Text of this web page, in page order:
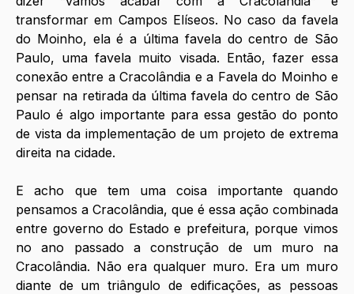
transformar em Campos Elíseos. No caso da favela
do Moinho, ela é a última favela do centro de São
Paulo, uma favela muito visada. Então, fazer essa
conexão entre a Cracolândia e a Favela do Moinho e
pensar na retirada da última favela do centro de São
Paulo é algo importante para essa gestão do ponto
de vista da implementação de um projeto de extrema
direita na cidade.
E acho que tem uma coisa importante quando
pensamos a Cracolândia, que é essa ação combinada
entre governo do Estado e prefeitura, porque vimos
no ano passado a construção de um muro na
Cracolândia. Não era qualquer muro. Era um muro
diante de um triângulo de edificações, as pessoas